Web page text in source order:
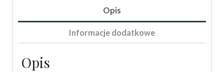
Opis
Informacje dodatkowe
Opis